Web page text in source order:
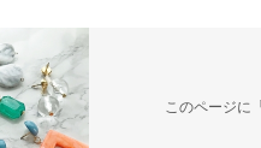
このページに